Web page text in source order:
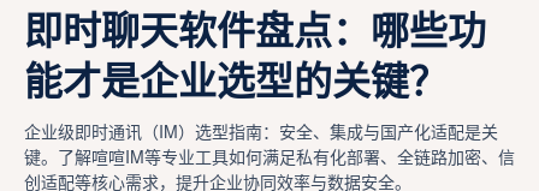
即时聊天软件盘点：哪些功
能才是企业选型的关键？
企业级即时通讯（IM）选型指南：安全、集成与国产化适配是关
键。了解喧喧IM等专业工具如何满足私有化部署、全链路加密、信
创适配等核心需求，提升企业协同效率与数据安全。